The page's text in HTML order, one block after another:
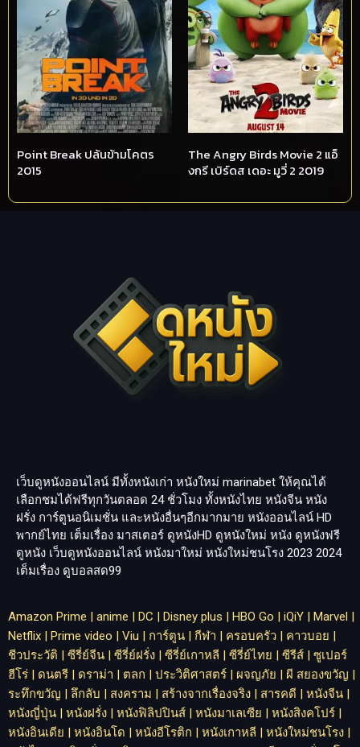
Point Break ปล้นข้ามโคตร
2015
The Angry Birds Movie 2 แอ็
งกรี เบิร์ดส เดอะ มูวี่ 2 2019
เว็บดูหนังออนไลน์ มีทั้งหนังเก่า หนังใหม่ marinabet ให้คุณได้
เลือกชมได้ฟรีทุกวันตลอด 24 ชั่วโมง ทั้งหนังไทย หนังจีน หนัง
ฝรั่ง การ์ตูนอนิเมชั่น และหนังอื่นๆอีกมากมาย หนังออนไลน์ HD
พากย์ไทย เต็มเรื่อง มาสเตอร์ ดูหนังHD ดูหนังใหม่ หนัง ดูหนังฟรี
ดูหนัง เว็บดูหนังออนไลน์ หนังมาใหม่ หนังใหม่ชนโรง 2023 2024
เต็มเรื่อง ดูบอลสด99
Amazon Prime | anime | DC | Disney plus | HBO Go | iQiY | Marvel |
Netflix | Prime video | Viu | การ์ตูน | กีฬา | ครอบครัว | คาวบอย |
ชีวประวัติ | ซีรี่ย์จีน | ซีรี่ย์ฝรั่ง | ซีรี่ย์เกาหลี | ซีรี่ย์ไทย | ซีรีส์ | ซูเปอร์
ฮีโร่ | ดนตรี | ดราม่า | ตลก | ประวิติศาสตร์ | ผจญภัย | ผี สยองขวัญ |
ระทึกขวัญ | ลึกลับ | สงคราม | สร้างจากเรื่องจริง | สารคดี | หนังจีน |
หนังญี่ปุ่น | หนังฝรั่ง | หนังฟิลิปปินส์ | หนังมาเลเซีย | หนังสิงคโปร์ |
หนังอินเดีย | หนังอินโด | หนังอีโรติก | หนังเกาหลี | หนังใหม่ชนโรง |